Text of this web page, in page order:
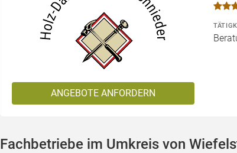
ANGEBOTE ANFORDERN
Fachbetriebe im Umkreis von